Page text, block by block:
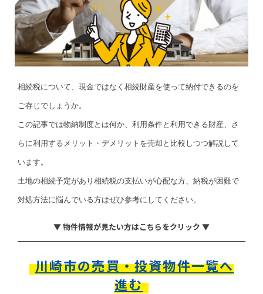
相続税について、現金ではなく相続財産を使って納付できるのを
ご存じでしょうか。
この記事では物納制度とは何か、利用条件と利用できる財産、さ
らに利用するメリット・デメリットを売却と比較しつつ解説して
います。
土地の相続予定があり相続税の支払いが心配な方、納税が困難で
対処方法に悩んでいる方はぜひ参考にしてください。
▼ 物件情報が見たい方はこちらをクリック ▼
川崎市の売買・投資物件一覧へ
進む